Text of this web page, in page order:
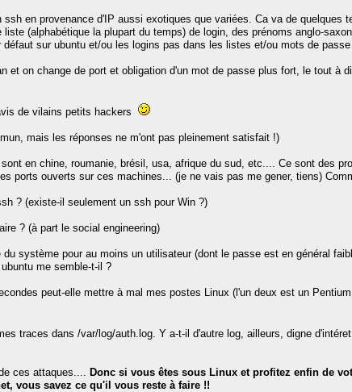
en provenance d'IP aussi exotiques que variées. Ca va de quelques
(alphabétique la plupart du temps) de login, des prénoms anglo-
sur ubuntu et/ou les logins pas dans les listes et/ou mots de passe
et on change de port et obligation d'un mot de passe plus fort, le tout à
de vilains petits hackers
mais les réponses ne m'ont pas pleinement satisfait !)
en chine, roumanie, brésil, usa, afrique du sud, etc.... Ce sont des
ports ouverts sur ces machines... (je ne vais pas me gener, tiens)
? (existe-il seulement un ssh pour Win ?)
? (à part le social engineering)
système pour au moins un utilisateur (dont le passe est en général
me semble-t-il ?
peut-elle mettre à mal mes postes Linux (l'un deux est un
traces dans /var/log/auth.log. Y a-t-il d'autre log, ailleurs, digne
ces attaques....
Donc si vous êtes sous Linux et profitez enfin de
vous savez ce qu'il vous reste à faire !!